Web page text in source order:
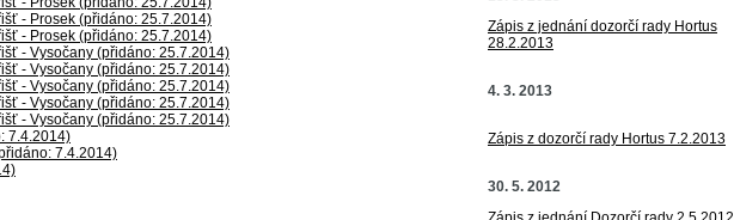
- Prosek (přidáno: 25.7.2014)
- Prosek (přidáno: 25.7.2014)
- Vysočany (přidáno: 25.7.2014)
- Vysočany (přidáno: 25.7.2014)
- Vysočany (přidáno: 25.7.2014)
- Vysočany (přidáno: 25.7.2014)
- Vysočany (přidáno: 25.7.2014)
7.4.2014)
7.4.2014)
Zápis z jednání dozorčí rady Hortus
28.2.2013
4. 3. 2013
Zápis z dozorčí rady Hortus 7.2.2013
30. 5. 2012